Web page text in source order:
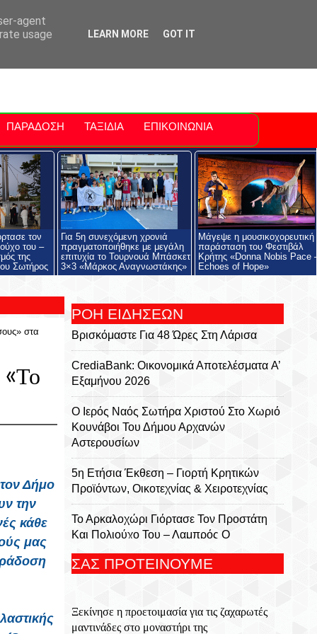
Polis
ΠΑΡΑΔΟΣΗ ΤΑΞΙΔΙΑ ΕΠΙΚΟΙΝΩΝΙΑ
τον
του –
της
Σωτήρος
Για 5η συνεχόμενη χρονιά
πραγματοποιήθηκε με μεγάλη
επιτυχία το Τουρνουά Μπάσκετ
3×3 «Μάρκος Αναγνωστάκης»
Μάγεψε η μουσικοχορευτική
παράσταση του Φεστιβάλ
Κρήτης «Donna Nobis Pace
Echoes of Hope»
στα
«Το
Δήμο
την
κάθε
μας
ΡΟΗ ΕΙΔΗΣΕΩΝ
Βρισκόμαστε Για 48 Ώρες Στη Λάρισα
CrediaBank: Οικονομικά Αποτελέσματα A’
Εξαμήνου 2026
Ο Ιερός Ναός Σωτήρα Χριστού Στο Χωριό
Κουνάβοι Του Δήμου Αρχανών
Αστερουσίων
5η Ετήσια Έκθεση – Γιορτή Κρητικών
Προϊόντων, Οικοτεχνίας & Χειροτεχνίας
Το Αρκαλοχώρι Γιόρτασε Τον Προστάτη
Και Πολιούχο Του – Λαμπρός Ο
Σωτήρος
Πραγματοποιήθηκε Με Μεγάλη Επιτυχία
Το Τουρνουά Μπάσκετ 3×3 «Μάρκος
ΣΑΣ ΠΡΟΤΕΙΝΟΥΜΕ
Ξεκίνησε η προετοιμασία για τις ζαχαρωτές
μαντινάδες στο μοναστήρι της
agent
usage
LEARN MORE GOT IT